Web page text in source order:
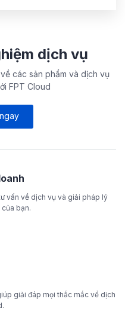
dịch vụ
các sản phẩm và dịch vụ
FPT Cloud
vấn về dịch vụ và giải pháp lý
bạn.
giải đáp mọi thắc mắc về dịch